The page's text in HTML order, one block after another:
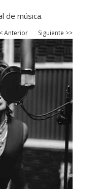
de música.
Anterior Siguiente >>